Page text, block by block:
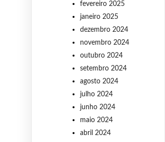
fevereiro 2025
janeiro 2025
dezembro 2024
novembro 2024
outubro 2024
setembro 2024
agosto 2024
julho 2024
junho 2024
maio 2024
abril 2024